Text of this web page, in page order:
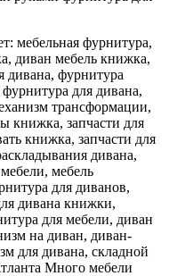
мебельная фурнитура,
диван мебель книжка,
дивана, фурнитура
для дивана,
трансформации,
книжка, запчасти для
книжка, запчасти для
дивана,
мебель
для диванов,
дивана книжки,
для мебели, диван
на диван, диван-
для дивана, складной
Много мебели